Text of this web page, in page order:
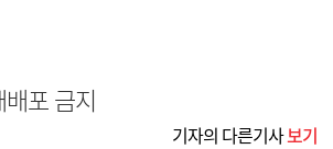
포 금지
기자의 다른기사보기